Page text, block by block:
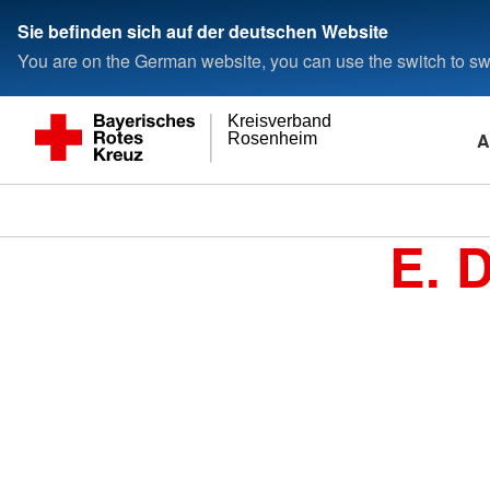
Sie befinden sich auf der deutschen Website
You are on the German website, you can use the switch to
Rosenheim
Kreisverband
E.